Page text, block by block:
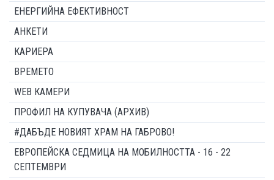
ЕНЕРГИЙНА ЕФЕКТИВНОСТ
АНКЕТИ
КАРИЕРА
ВРЕМЕТО
WEB КАМЕРИ
ПРОФИЛ НА КУПУВАЧА (АРХИВ)
#ДАБЪДЕ НОВИЯТ ХРАМ НА ГАБРОВО!
ЕВРОПЕЙСКА СЕДМИЦА НА МОБИЛНОСТТА - 16 - 22
СЕПТЕМВРИ